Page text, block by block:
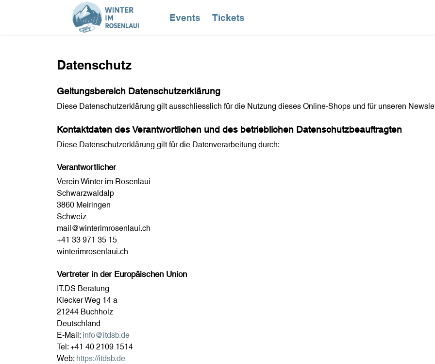
Events Tickets
Datenschutz
Geltungsbereich Datenschutzerklärung
Diese Datenschutzerklärung gilt ausschliesslich für die Nutzung dieses Online-Shops und für unseren
Kontaktdaten des Verantwortlichen und des betrieblichen Datenschutzbeauftragten
Diese Datenschutzerklärung gilt für die Datenverarbeitung durch:
Verantwortlicher
Verein Winter im Rosenlaui
Schwarzwaldalp
3860 Meiringen
Schweiz
mail@winterimrosenlaui.ch
+41 33 971 35 15
winterimrosenlaui.ch
Vertreter in der Europäischen Union
IT.DS Beratung
Klecker Weg 14 a
21244 Buchholz
Deutschland
E-Mail: info@itdsb.de
Tel: +41 40 2109 1514
Web: https://itdsb.de